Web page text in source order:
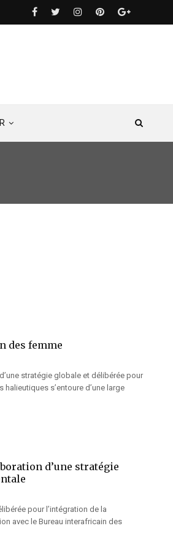
des femme
stratégie globale et délibérée pour
s’entoure d’une large
d’une stratégie
pour l’intégration de la
avec le Bureau interafricain des